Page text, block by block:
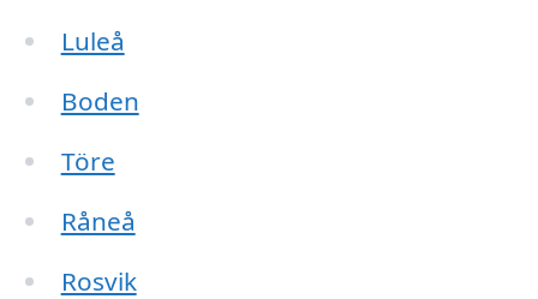
Luleå
Boden
Töre
Råneå
Rosvik